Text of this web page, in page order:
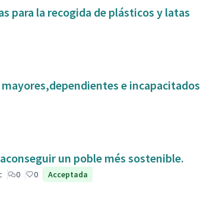
para la recogida de plásticos y latas
e incapacitados
un poble més sostenible.
0 0 Acceptada